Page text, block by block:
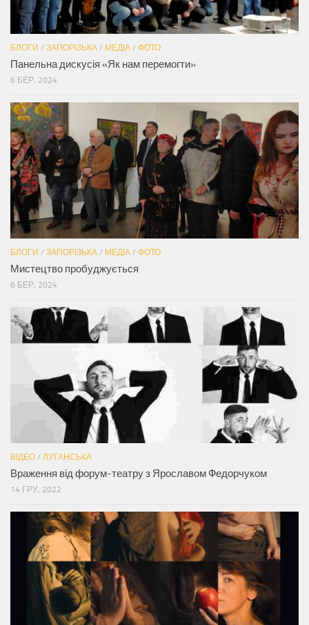
БЛОГИ / ЗАПОРІЗЬКА / МЕДІА / ФОТО
Панельна дискусія «Як нам перемогти»
6 БЕР, 2024
БЛОГИ / ЗАПОРІЗЬКА / МЕДІА / ФОТО
Мистецтво пробуджується
6 БЕР, 2024
ВІДЕО / ЛУГАНСЬКА
Враження від форум-театру з Ярославом Федорчуком
14 ГРУ, 2022